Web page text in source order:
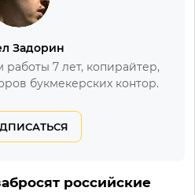
Задорин
работы 7 лет, копирайтер,
букмекерских контор.
российские